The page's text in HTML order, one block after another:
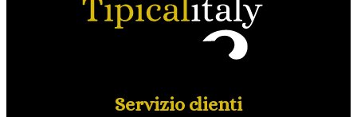
Servizio clienti